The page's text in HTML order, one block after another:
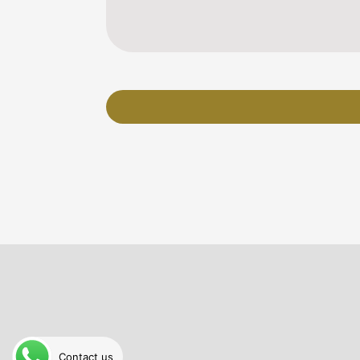
Contact us